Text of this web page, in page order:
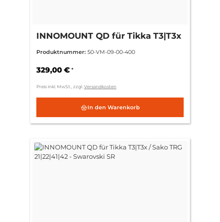
INNOMOUNT QD für Tikka T3|T3x
ZM/VM
Produktnummer: 50-VM-09-00-400
329,00 € *
Preis inkl. MwSt., zzgl.Versandkosten
In den Warenkorb